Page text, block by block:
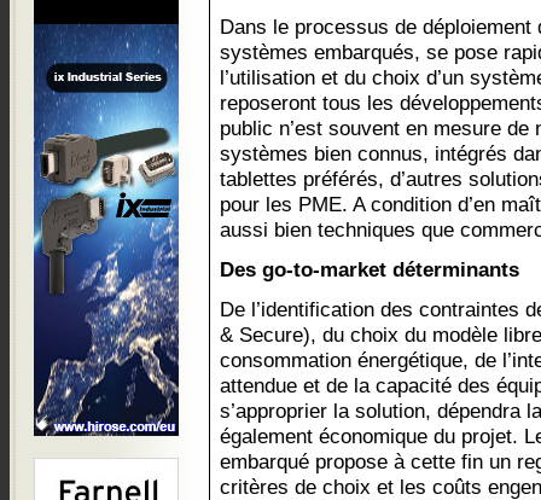
Dans le processus de déploiement
systèmes embarqués, se pose
l’utilisation et du choix d’un
reposeront tous les
public n’est souvent en mesure de
systèmes bien connus, intégrés
tablettes préférés, d’autres
pour les PME. A condition d’en
aussi bien techniques que
Des go-to-market déterminants
De l’identification des contraintes
& Secure), du choix du modèle
consommation énergétique, de
attendue et de la capacité des
s’approprier la solution, dépendra
également économique du projet.
embarqué propose à cette fin un
critères de choix et les coûts